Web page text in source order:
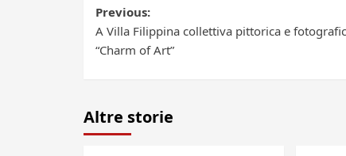
Post
navigation
Previous:
A Villa Filippina collettiva pittorica e
“Charm of Art”
Altre storie